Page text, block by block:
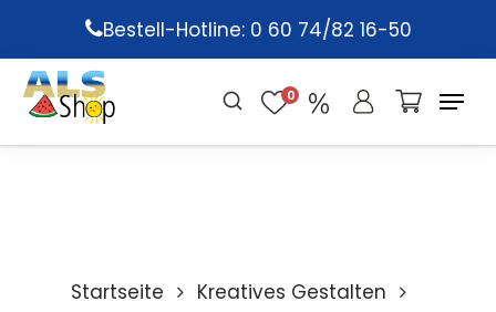
main
content
Bestell-Hotline: 0 60 74/82 16-50
0
Startseite
Kreatives Gestalten